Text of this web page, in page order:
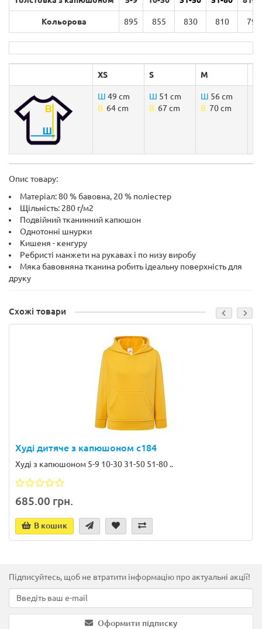
Кольорова 895 855 830 810 790
XS S M
Ш 49 cm
B 64 cm
Ш 51 cm
B 67 cm
Ш 56 cm
B 70 cm
Опис товару:
Матеріал: 80 % бавовна, 20 % поліестер
Щільність: 280 г/м2
Подвійний тканинний капюшон
Однотонні шнурки
Кишеня - кенгуру
Ребристі манжети на рукавах і по низу виробу
Мяка бавовняна тканина робить ідеальну поверхність для
друку
Схожі товари
Худі дитяче з капюшоном с184
Худі з капюшоном 5-9 10-30 31-50 51-80 ..
685.00 грн.
В кошик
Підписуйтесь, щоб не втратити інформацію про актуальні акції!
Оформити підписку